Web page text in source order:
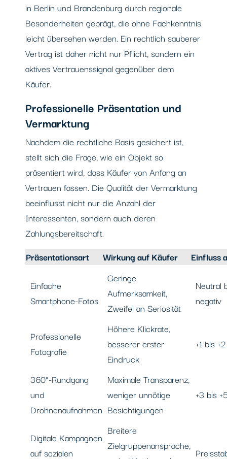
in Berlin und Brandenburg durch regionale
Besonderheiten geprägt, die ohne Fachkenntnis
leicht übersehen werden. Ein rechtlich sauberer
Vertrag ist daher nicht nur Pflicht, sondern ein
aktives Vertrauenssignal gegenüber dem
Käufer.
Professionelle Präsentation und
Vermarktung
Nachdem die rechtliche Basis gesichert ist,
stellt sich die Frage, wie ein Objekt so
präsentiert wird, dass Käufer von Anfang an
Vertrauen fassen. Die Qualität der Vermarktung
beeinflusst nicht nur die Anzahl der
Interessenten, sondern auch deren
Zahlungsbereitschaft.
Präsentationsart
Wirkung auf Käufer Einfluss
Einfache
Smartphone-Fotos
Geringe
Aufmerksamkeit,
Zweifel an Seriosität
Neutral
negativ
Professionelle
Fotografie
Höhere Klickrate,
besserer erster
Eindruck
+1 bis
360°-Rundgang
und
Drohnenaufnahmen
Maximale Transparenz,
weniger unnötige
Besichtigungen
+3 bis
Digitale Kampagnen
auf sozialen
Breitere
Zielgruppenansprache,